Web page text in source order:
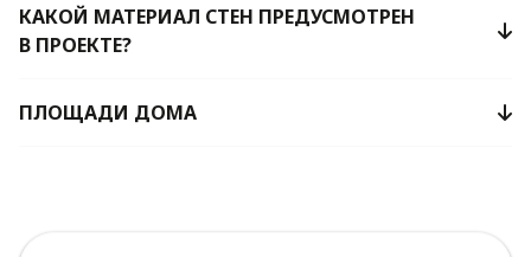
КАКОЙ МАТЕРИАЛ СТЕН ПРЕДУСМОТРЕН
В ПРОЕКТЕ?
ПЛОЩАДИ ДОМА